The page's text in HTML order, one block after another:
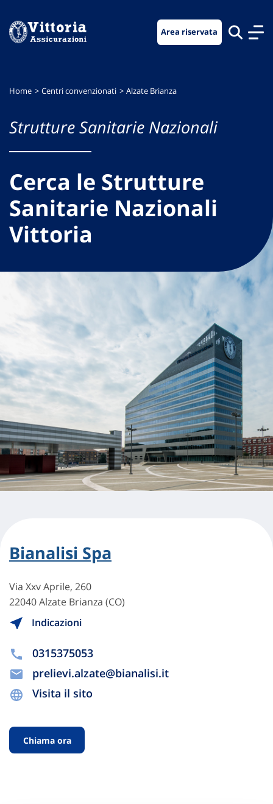
menu
contenuto
footer
Area riservata
Home Centri convenzionati Alzate Brianza
Strutture Sanitarie Nazionali
Cerca le Strutture
Sanitarie Nazionali
Vittoria
Bianalisi Spa
Via Xxv Aprile, 260
22040 Alzate Brianza (CO)
Indicazioni
0315375053
prelievi.alzate@bianalisi.it
Visita il sito
Chiama ora